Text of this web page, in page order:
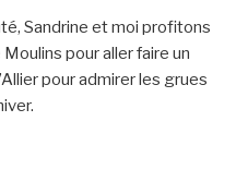
Sandrine et moi profitons
pour aller faire un
pour admirer les grues